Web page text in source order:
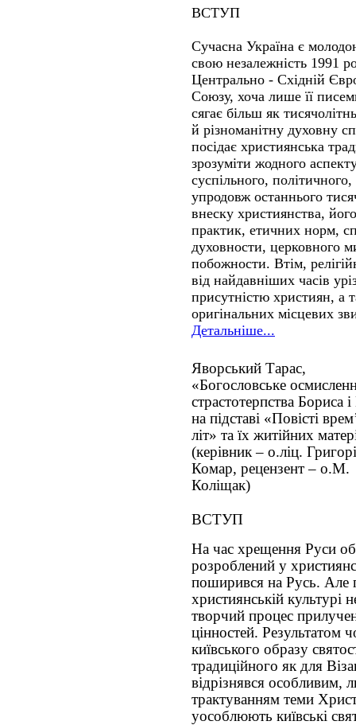
ВСТУП
Сучасна Україна є
свою незалежність 1991
Центрально - Східній
Союзу, хоча лише її
сягає більш як
й різноманітну духовну
посідає християнська
зрозуміти жодного
суспільного,
упродовж останнього
внеску християнства,
практик, етичних норм,
духовности, церковного
побожности. Втім,
від найдавніших часів
присутністю християн, а
оригінальних місцевих
Детальніше...
Яворський Тарас,
«Богословське
страстотерпства Бориса і
на підставі «Повісті
літ» та їх житійних
(керівник – о.ліц.
Комар, рецензент – о.М.
Коліщак)
ВСТУП
На час хрещення Руси
розроблений у
поширився на Русь. Але
християнській культурі
творчий процес
цінностей. Результатом
київського образу
традиційного як для
відрізнявся
трактуванням теми
уособлюють київські